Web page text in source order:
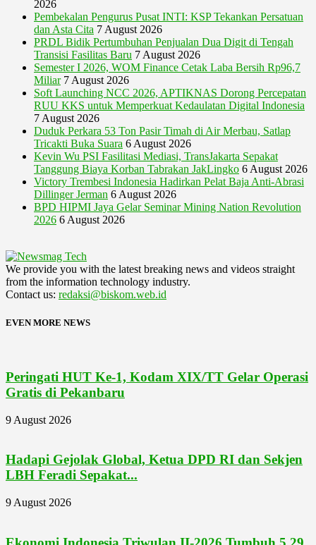
2026
Pembekalan Pengurus Pusat INTI: KSP Tekankan Persatuan
dan Asta Cita 7 August 2026
PRDL Bidik Pertumbuhan Penjualan Dua Digit di Tengah
Transisi Fasilitas Baru 7 August 2026
Semester I 2026, WOM Finance Cetak Laba Bersih Rp96,7
Miliar 7 August 2026
Soft Launching NCC 2026, APTIKNAS Dorong Percepatan
RUU KKS untuk Memperkuat Kedaulatan Digital Indonesia
7 August 2026
Duduk Perkara 53 Ton Pasir Timah di Air Merbau, Satlap
Tricakti Buka Suara 6 August 2026
Kevin Wu PSI Fasilitasi Mediasi, TransJakarta Sepakat
Tanggung Biaya Korban Tabrakan JakLingko 6 August 2026
Victory Trembesi Indonesia Hadirkan Pelat Baja Anti-Abrasi
Dillinger Jerman 6 August 2026
BPD HIPMI Jaya Gelar Seminar Mining Nation Revolution
2026 6 August 2026
We provide you with the latest breaking news and videos straight
from the information technology industry.
Contact us: redaksi@biskom.web.id
EVEN MORE NEWS
Peringati HUT Ke-1, Kodam XIX/TT Gelar Operasi
Gratis di Pekanbaru
9 August 2026
Hadapi Gejolak Global, Ketua DPD RI dan Sekjen
LBH Feradi Sepakat...
9 August 2026